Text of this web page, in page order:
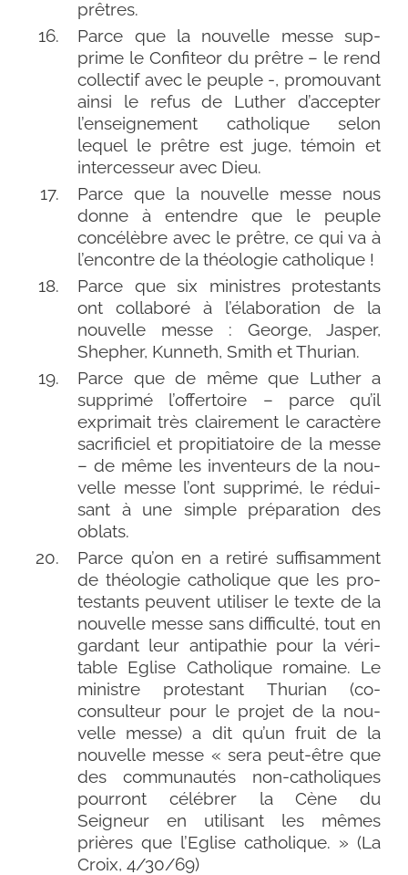
prêtres.
Parce que la nou­velle messe sup­
prime le Confiteor du prêtre – le rend
col­lec­tif avec le peuple -, pro­mou­vant
ain­si le refus de Luther d’accepter
l’enseignement catho­lique selon
lequel le prêtre est juge, témoin et
inter­ces­seur avec Dieu.
Parce que la nou­velle messe nous
donne à entendre que le peuple
concé­lèbre avec le prêtre, ce qui va à
l’encontre de la théo­lo­gie catholique !
Parce que six ministres pro­tes­tants
ont col­la­bo­ré à l’élaboration de la
nou­velle messe : George, Jasper,
Shepher, Kunneth, Smith et Thurian.
Parce que de même que Luther a
sup­pri­mé l’offertoire – parce qu’il
expri­mait très clai­re­ment le carac­tère
sacri­fi­ciel et pro­pi­tia­toire de la messe
– de même les inven­teurs de la nou­
velle messe l’ont sup­pri­mé, le rédui­
sant à une simple pré­pa­ra­tion des
oblats.
Parce qu’on en a reti­ré suf­fi­sam­ment
de théo­lo­gie catho­lique que les pro­
tes­tants peuvent uti­li­ser le texte de la
nou­velle messe sans dif­fi­cul­té, tout en
gar­dant leur anti­pa­thie pour la véri­
table Eglise Catholique romaine. Le
ministre pro­tes­tant Thurian (co-​
consulteur pour le pro­jet de la nou­
velle messe) a dit qu’un fruit de la
nou­velle messe « sera peut-​être que
des com­mu­nau­tés non-​catholiques
pour­ront célé­brer la Cène du
Seigneur en uti­li­sant les mêmes
prières que l’Eglise catho­lique. » (La
Croix, 4/​30/​69)